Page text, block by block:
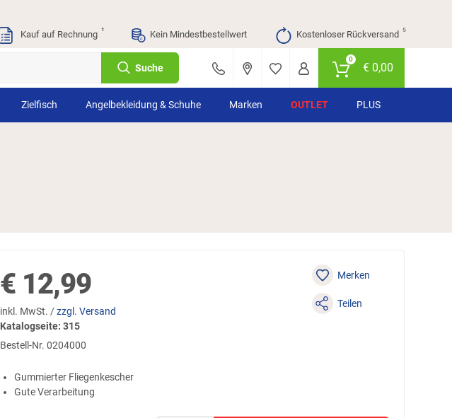
Kauf auf Rechnung ¹ Kein Mindestbestellwert Kostenloser Rückversand ⁵
Suche
0
€0,00
Zielfisch Angelbekleidung & Schuhe Marken OUTLET PLUS
€ 12,99
inkl. MwSt. /zzgl. Versand
Katalogseite: 315
Bestell-Nr. 0204000
Merken
Teilen
Gummierter Fliegenkescher
Gute Verarbeitung